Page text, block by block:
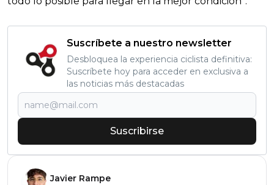
Suscríbete a nuestro newsletter
Desbloquea la experiencia ciclista definitiva:
Suscríbete hoy para acceder en exclusiva a
las noticias más destacadas
Suscribirse
Javier Rampe